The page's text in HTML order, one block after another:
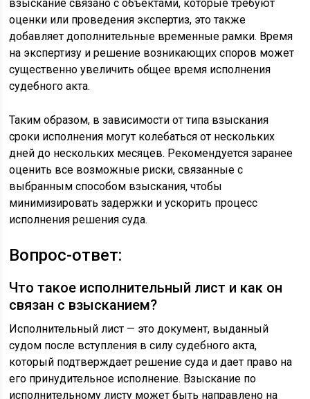
взыскание связано с объектами, которые требуют
оценки или проведения экспертиз, это также
добавляет дополнительные временные рамки. Время
на экспертизу и решение возникающих споров может
существенно увеличить общее время исполнения
судебного акта.
Таким образом, в зависимости от типа взыскания
сроки исполнения могут колебаться от нескольких
дней до нескольких месяцев. Рекомендуется заранее
оценить все возможные риски, связанные с
выбранным способом взыскания, чтобы
минимизировать задержки и ускорить процесс
исполнения решения суда.
Вопрос-ответ:
Что такое исполнительный лист и как он
связан с взысканием?
Исполнительный лист — это документ, выданный
судом после вступления в силу судебного акта,
который подтверждает решение суда и дает право на
его принудительное исполнение. Взыскание по
исполнительному листу может быть направлено на